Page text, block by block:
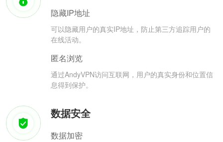
隐藏IP地址
可以隐藏用户的真实IP地址，防止第三方追踪用户的
在线活动。
匿名浏览
通过AndyVPN访问互联网，用户的真实身份和位置信
息得到保护。
数据安全
数据加密